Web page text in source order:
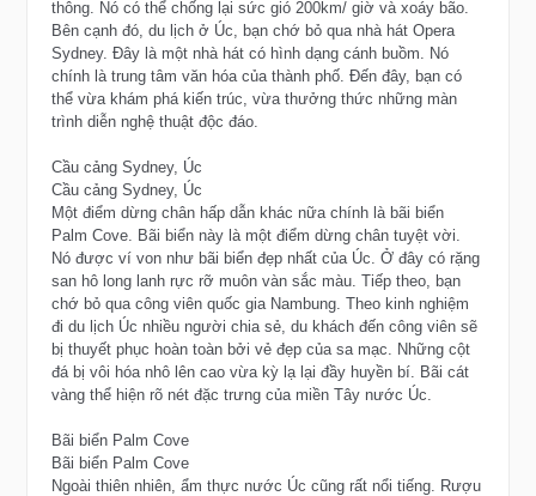
thông. Nó có thể chống lại sức gió 200km/ giờ và xoáy bão.
Bên cạnh đó, du lịch ở Úc, bạn chớ bỏ qua nhà hát Opera
Sydney. Đây là một nhà hát có hình dạng cánh buồm. Nó
chính là trung tâm văn hóa của thành phố. Đến đây, bạn có
thể vừa khám phá kiến trúc, vừa thưởng thức những màn
trình diễn nghệ thuật độc đáo.
Cầu cảng Sydney, Úc
Cầu cảng Sydney, Úc
Một điểm dừng chân hấp dẫn khác nữa chính là bãi biển
Palm Cove. Bãi biển này là một điểm dừng chân tuyệt vời.
Nó được ví von như bãi biển đẹp nhất của Úc. Ở đây có rặng
san hô long lanh rực rỡ muôn vàn sắc màu. Tiếp theo, bạn
chớ bỏ qua công viên quốc gia Nambung. Theo kinh nghiệm
đi du lịch Úc nhiều người chia sẻ, du khách đến công viên sẽ
bị thuyết phục hoàn toàn bởi vẻ đẹp của sa mạc. Những cột
đá bị vôi hóa nhô lên cao vừa kỳ lạ lại đầy huyền bí. Bãi cát
vàng thể hiện rõ nét đặc trưng của miền Tây nước Úc.
Bãi biển Palm Cove
Bãi biển Palm Cove
Ngoài thiên nhiên, ẩm thực nước Úc cũng rất nổi tiếng. Rượu